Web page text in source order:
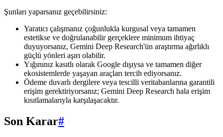
Şunları yaparsanız geçebilirsiniz:
Yaratıcı çalışmanız çoğunlukla kurgusal veya tamamen
estetikse ve doğrulanabilir gerçeklere minimum ihtiyaç
duyuyorsanız, Gemini Deep Research'ün araştırma ağırlıklı
güçlü yönleri aşırı olabilir.
Yığınınız kasıtlı olarak Google dışıysa ve tamamen diğer
ekosistemlerde yaşayan araçları tercih ediyorsanız.
Ödeme duvarlı dergilere veya tescilli veritabanlarına garantili
erişim gerektiriyorsanız; Gemini Deep Research hala erişim
kısıtlamalarıyla karşılaşacaktır.
Son Karar#